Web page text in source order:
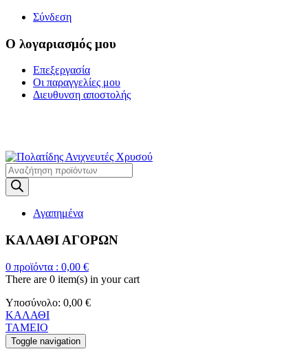
Σύνδεση
Ο λογαριασμός μου
Επεξεργασία
Οι παραγγελίες μου
Διευθυνση αποστολής
Products
search
Αγαπημένα
ΚΑΛΑΘΙ ΑΓΟΡΩΝ
0 προϊόντα : 0,00 €
There are 0 item(s) in your cart
Υποσύνολο: 0,00 €
ΚΑΛΑΘΙ
ΤΑΜΕΙΟ
Toggle navigation